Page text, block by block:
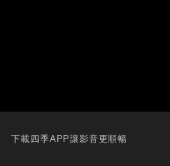
下載四季APP讓影音更順暢